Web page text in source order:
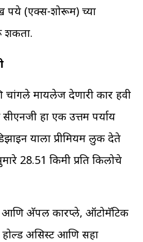
रुपये (एक्स-शोरूम) च्या
शकता.
मायलेज देणारी कार हवी
हा एक उत्तम पर्याय
याला प्रीमियम लुक देते
28.51 किमी प्रति किलोचे
आणि अ‍ॅपल कारप्ले, ऑटोमॅटिक
असिस्ट आणि सहा